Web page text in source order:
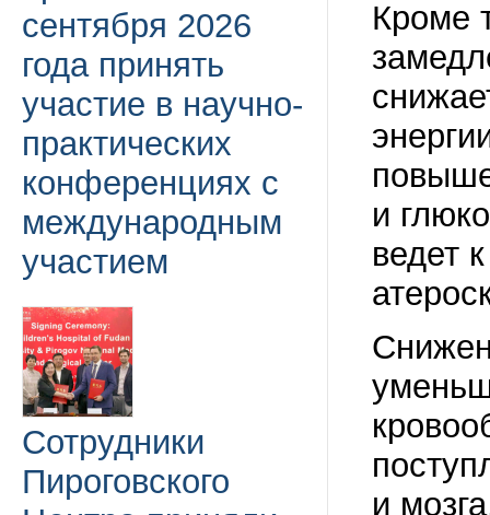
сентября 2026
года принять
участие в научно-
практических
конференциях с
международным
участием
Сотрудники
Пироговского
Кроме
и
ведет
и